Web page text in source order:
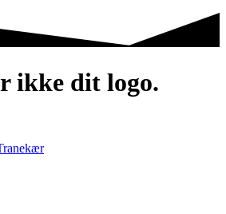
ikke dit logo.